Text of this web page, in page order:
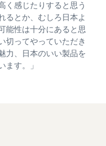
く感じたりすると思う
るとか、むしろ日本よ
能性は十分にあると思
切ってやっていただき
力、日本のいい製品を
ます。」